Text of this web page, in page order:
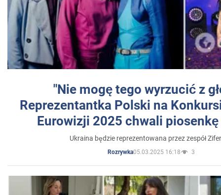
"Nie mogę tego wyrzucić z
Reprezentantka Polski na
Eurowizji 2025 chwali
Ukraina będzie reprezentowana przez zespół
Rozrywka05.03.2025 16:18 3